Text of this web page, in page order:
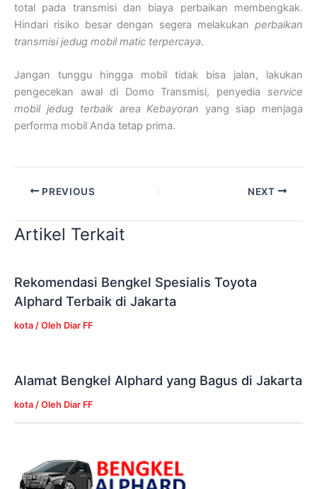
total pada transmisi dan biaya perbaikan membengkak.
Hindari risiko besar dengan segera melakukan perbaikan
transmisi jedug mobil matic terpercaya.
Jangan tunggu hingga mobil tidak bisa jalan, lakukan
pengecekan awal di Domo Transmisi, penyedia service
mobil jedug terbaik area Kebayoran yang siap menjaga
performa mobil Anda tetap prima.
PREVIOUS NEXT
Artikel Terkait
Rekomendasi Bengkel Spesialis Toyota
Alphard Terbaik di Jakarta
kota / Oleh Diar FF
Alamat Bengkel Alphard yang Bagus di Jakarta
kota / Oleh Diar FF